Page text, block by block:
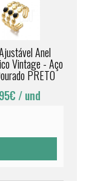
Anel
Vintage - Aço
PRETO
/ und